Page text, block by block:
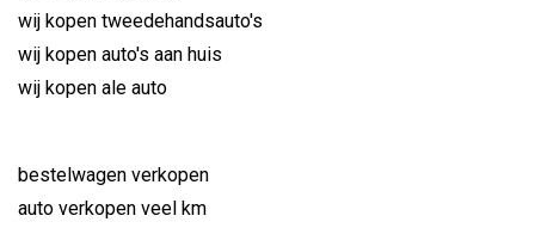
wij kopen tweedehandsauto's
wij kopen auto's aan huis
wij kopen ale auto
bestelwagen verkopen
auto verkopen veel km